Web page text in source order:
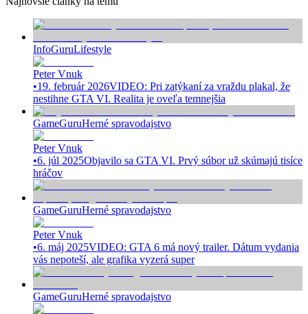
InfoGuruLifestyle
Peter Vnuk
•19. február 2026VIDEO: Pri zatýkaní za vraždu plakal, že
nestihne GTA VI. Realita je oveľa temnejšia
GameGuruHerné spravodajstvo
Peter Vnuk
•6. júl 2025Objavilo sa GTA VI. Prvý súbor už skúmajú tisíce
hráčov
GameGuruHerné spravodajstvo
Peter Vnuk
•6. máj 2025VIDEO: GTA 6 má nový trailer. Dátum vydania
vás nepoteší, ale grafika vyzerá super
GameGuruHerné spravodajstvo